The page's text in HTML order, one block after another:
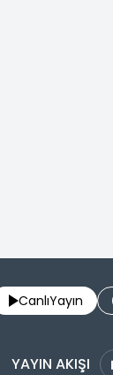
CanlıYayın
YAYIN AKIŞI